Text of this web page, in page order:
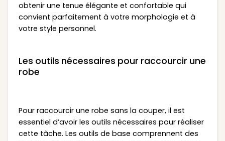
obtenir une tenue élégante et confortable qui
convient parfaitement à votre morphologie et à
votre style personnel.
Les outils nécessaires pour raccourcir une
robe
Pour raccourcir une robe sans la couper, il est
essentiel d’avoir les outils nécessaires pour réaliser
cette tâche. Les outils de base comprennent des